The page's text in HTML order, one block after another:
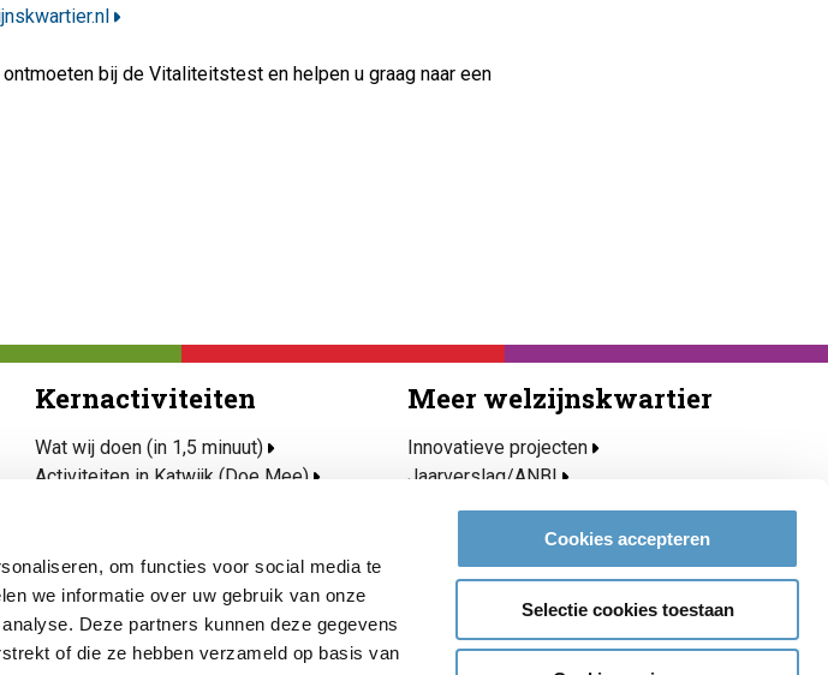
om functies voor social media te
we informatie over uw gebruik van onze
Deze partners kunnen deze gegevens
of die ze hebben verzameld op basis van
Cookies accepteren
Selectie cookies toestaan
bij de Vitaliteitstest en helpen u graag naar een
Kernactiviteiten
Wat wij doen (in 1,5 minuut)
Activiteiten in Katwijk (Doe Mee)
Veilig, kansrijk en gezond opgroeien
Kunst & Cultuur
Meer welzijnskwartier
Innovatieve projecten
Jaarverslag/ANBI
Privacy- en cookieverklaring
Over Welzijnskwartier
Medewerkers